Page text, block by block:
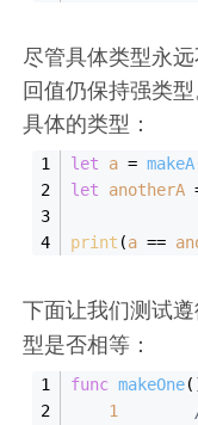
尽管具体类型永
回值仍保持强类
具体的类型：
let a = makeA
let
anotherA
print (a ==
下面让我们测试
型是否相等：
func makeOne
1